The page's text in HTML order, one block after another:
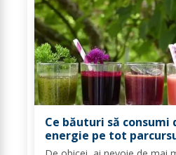
Ce băuturi să
energie pe tot